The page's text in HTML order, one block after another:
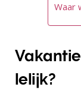
Waar
lelijk?